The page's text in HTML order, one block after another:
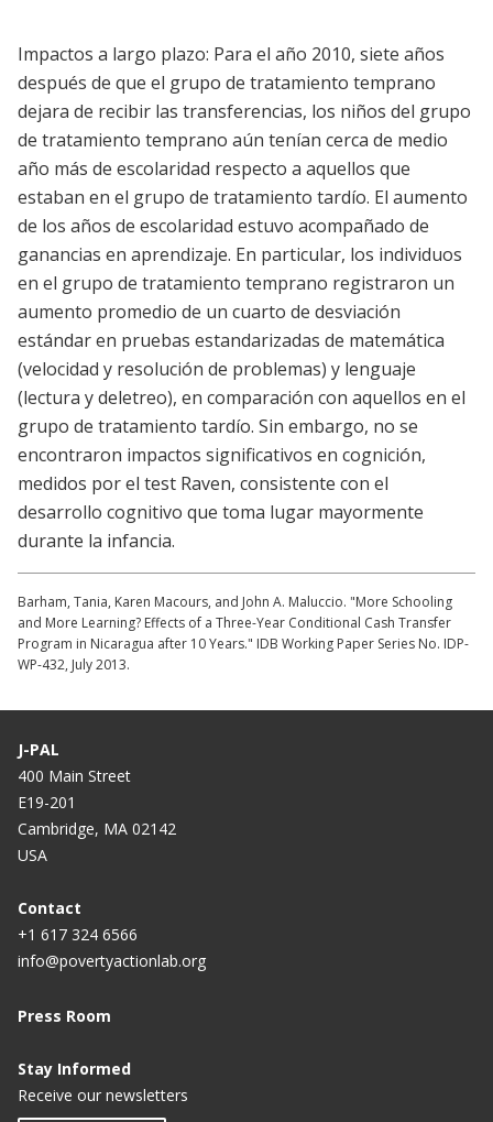
Impactos a largo plazo: Para el año 2010, siete años
después de que el grupo de tratamiento temprano
dejara de recibir las transferencias, los niños del grupo
de tratamiento temprano aún tenían cerca de medio
año más de escolaridad respecto a aquellos que
estaban en el grupo de tratamiento tardío. El aumento
de los años de escolaridad estuvo acompañado de
ganancias en aprendizaje. En particular, los individuos
en el grupo de tratamiento temprano registraron un
aumento promedio de un cuarto de desviación
estándar en pruebas estandarizadas de matemática
(velocidad y resolución de problemas) y lenguaje
(lectura y deletreo), en comparación con aquellos en el
grupo de tratamiento tardío. Sin embargo, no se
encontraron impactos significativos en cognición,
medidos por el test Raven, consistente con el
desarrollo cognitivo que toma lugar mayormente
durante la infancia.
Barham, Tania, Karen Macours, and John A. Maluccio. "More Schooling
and More Learning? Effects of a Three-Year Conditional Cash Transfer
Program in Nicaragua after 10 Years." IDB Working Paper Series No. IDP-
WP-432, July 2013.
J-PAL
400 Main Street
E19-201
Cambridge, MA 02142
USA
Contact
+1 617 324 6566
info@povertyactionlab.org
Press Room
Stay Informed
Receive our newsletters